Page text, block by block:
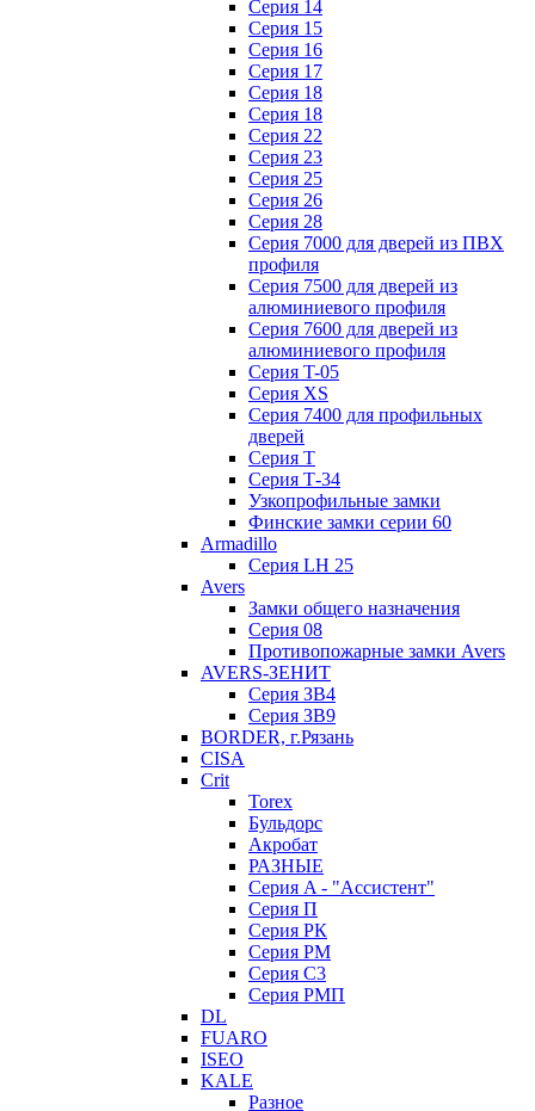
Серия 14
Серия 15
Серия 16
Серия 17
Серия 18
Серия 18
Серия 22
Серия 23
Серия 25
Серия 26
Серия 28
Серия 7000 для дверей из ПВХ
профиля
Серия 7500 для дверей из
алюминиевого профиля
Серия 7600 для дверей из
алюминиевого профиля
Серия T-05
Серия XS
Серия 7400 для профильных
дверей
Серия Т
Серия Т-34
Узкопрофильные замки
Финские замки серии 60
Armadillo
Серия LH 25
Avers
Замки общего назначения
Серия 08
Противопожарные замки Avers
AVERS-ЗЕНИТ
Серия ЗВ4
Серия ЗВ9
BORDER, г.Рязань
CISA
Crit
Torex
Бульдорс
Акробат
РАЗНЫЕ
Серия A - "Ассистент"
Серия П
Серия РК
Серия РМ
Серия С3
Серия РМП
DL
FUARO
ISEO
KALE
Разное